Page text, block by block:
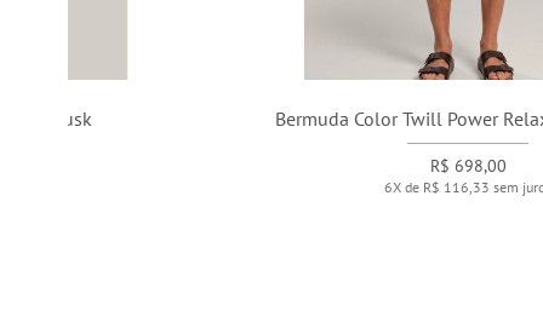
Bermuda Color Twill Power Relax Com Floresta